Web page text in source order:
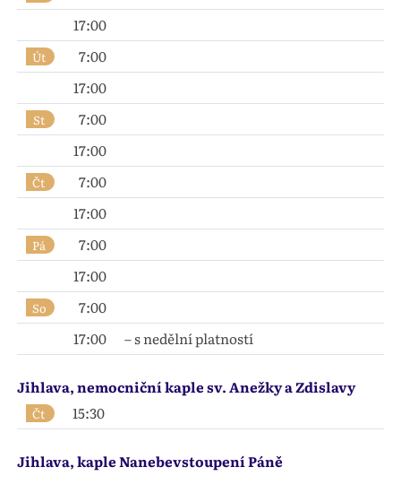
17:00
Út
7:00
17:00
St
7:00
17:00
Čt
7:00
17:00
Pá
7:00
17:00
So
7:00
17:00
– s nedělní platností
Jihlava, nemocniční kaple sv. Anežky a Zdislavy
Čt 15:30
Jihlava, kaple Nanebevstoupení Páně